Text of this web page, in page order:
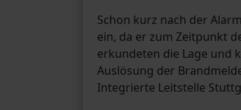
Schon kurz nach der
ein, da er zum Zeitpunkt
erkundeten die Lage und
Auslösung der
Integrierte Leitstelle